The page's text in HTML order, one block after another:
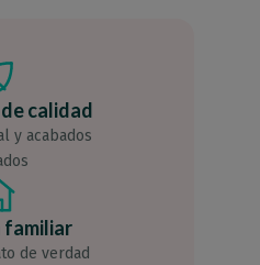
calidad
y acabados
familiar
de verdad